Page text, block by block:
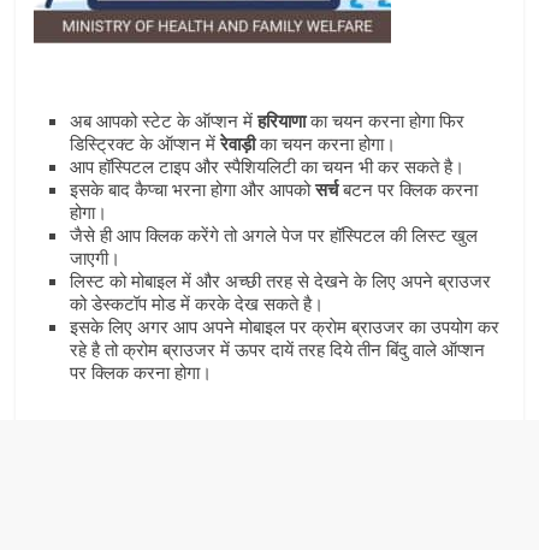
अब आपको स्‍टेट के ऑप्‍शन मेंहरियाणाका चयन करना होगा फिर
डिस्ट्रिक्‍ट के ऑप्‍शन मेंरेवाड़ीका चयन करना होगा।
आप हॉस्पिटल टाइप और स्‍पैशियलिटी का चयन भी कर सकते है।
इसके बाद कैप्‍चा भरना होगा और आपकोसर्चबटन पर क्लिक करना
होगा।
जैसे ही आप क्लिक करेंगे तो अगले पेज पर हॉस्पिटल की लिस्‍ट खुल
जाएगी।
लिस्‍ट को मोबाइल में और अच्‍छी तरह से देखने के लिए अपने ब्राउजर
को डेस्‍कटॉप मोड में करके देख सकते है।
इसके लिए अगर आप अपने मोबाइल पर क्राेम ब्राउजर का उपयोग कर
रहे है तो क्रोम ब्राउजर में ऊपर दायें तरह दिये तीन बिंदु वाले ऑप्‍शन
पर क्लिक करना होगा।